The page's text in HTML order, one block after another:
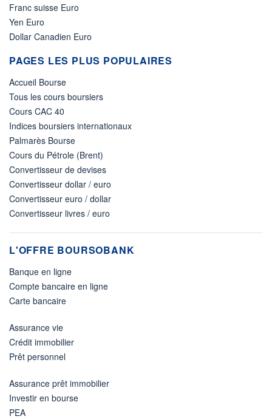
Franc suisse Euro
Yen Euro
Dollar Canadien Euro
PAGES LES PLUS POPULAIRES
Accueil Bourse
Tous les cours boursiers
Cours CAC 40
Indices boursiers internationaux
Palmarès Bourse
Cours du Pétrole (Brent)
Convertisseur de devises
Convertisseur dollar / euro
Convertisseur euro / dollar
Convertisseur livres / euro
L'OFFRE BOURSOBANK
Banque en ligne
Compte bancaire en ligne
Carte bancaire
Assurance vie
Crédit immobilier
Prêt personnel
Assurance prêt immobilier
Investir en bourse
PEA